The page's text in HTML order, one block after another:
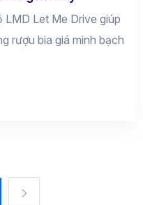
LMD Let Me Drive giúp
rượu bia giá minh bạch